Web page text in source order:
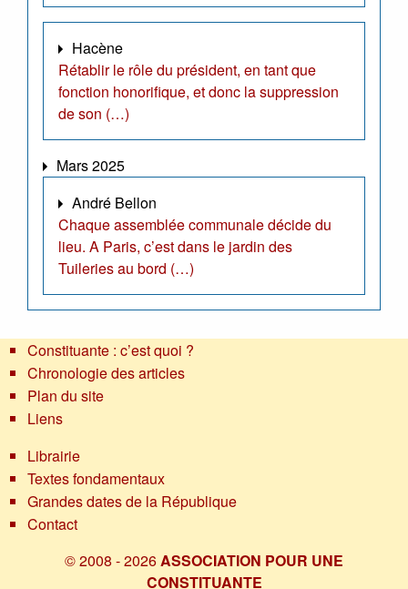
Hacène
Rétablir le rôle du président, en tant que
fonction honorifique, et donc la suppression
de son (…)
Mars 2025
André Bellon
Chaque assemblée communale décide du
lieu. A Paris, c’est dans le jardin des
Tuileries au bord (…)
Constituante : c’est quoi ?
Chronologie des articles
Plan du site
Liens
Librairie
Textes fondamentaux
Grandes dates de la République
Contact
© 2008 - 2026 ASSOCIATION POUR UNE
CONSTITUANTE